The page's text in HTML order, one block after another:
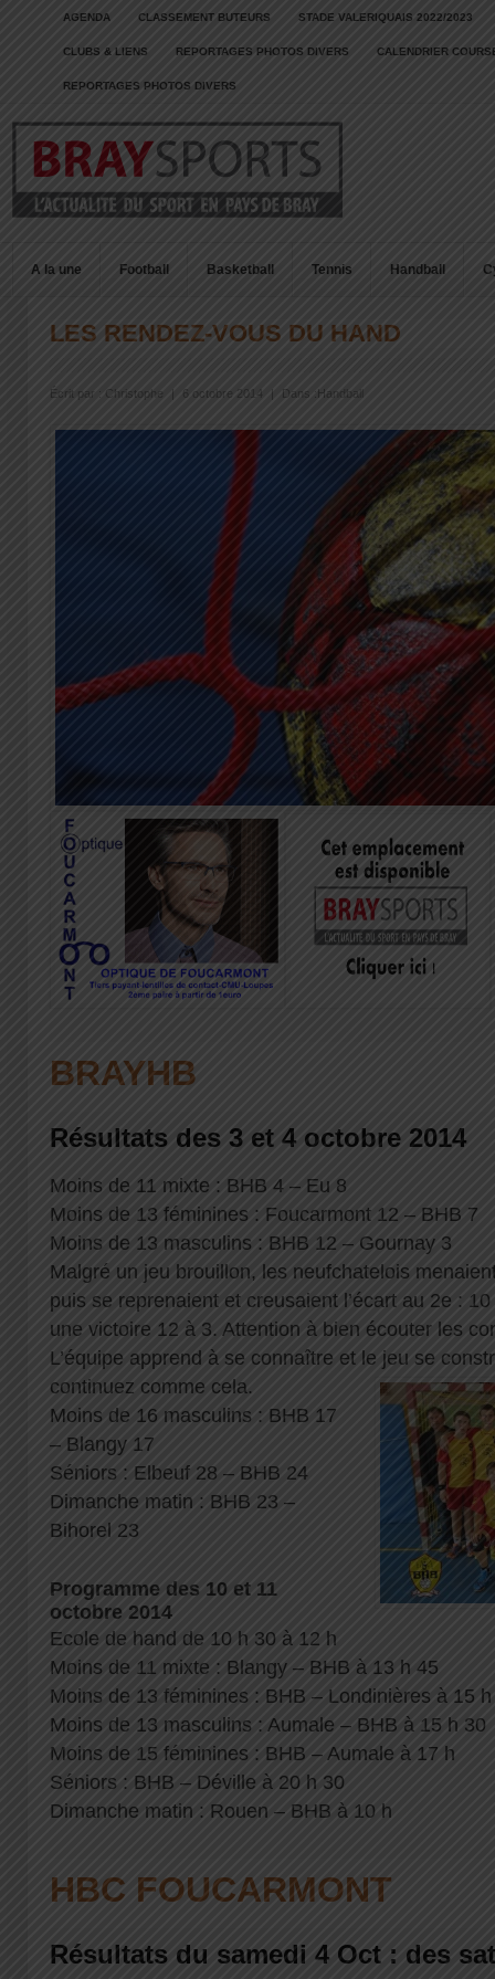
AGENDA CLASSEMENT BUTEURS STADE VALERIQUAIS 2022/2023
CLUBS & LIENS REPORTAGES PHOTOS DIVERS CALENDRIER
REPORTAGES PHOTOS DIVERS
A la une Football Basketball Tennis Handball
LES RENDEZ-VOUS DU HAND
Écrit par : Christophe 6 octobre 2014 Dans : Handball
BRAYHB
Résultats des 3 et 4 octobre 2014
Moins de 11 mixte : BHB 4 – Eu 8
Moins de 13 féminines : Foucarmont 12 – BHB 7
Moins de 13 masculins : BHB 12 – Gournay 3
Malgré un jeu brouillon, les neufchatelois
puis se reprenaient et creusaient l’écart au 2e :
une victoire 12 à 3. Attention à bien écouter les
L’équipe apprend à se connaître et le jeu se
continuez comme cela.
Moins de 16 masculins : BHB 17
– Blangy 17
Séniors : Elbeuf 28 – BHB 24
Dimanche matin : BHB 23 –
Bihorel 23
Programme des 10 et 11
octobre 2014
Ecole de hand de 10 h 30 à 12 h
Moins de 11 mixte : Blangy – BHB à 13 h 45
Moins de 13 féminines : BHB – Londinières à 15
Moins de 13 masculins : Aumale – BHB à 15 h 30
Moins de 15 féminines : BHB – Aumale à 17 h
Séniors : BHB – Déville à 20 h 30
Dimanche matin : Rouen – BHB à 10 h
HBC FOUCARMONT
Résultats du samedi 4 Oct : des